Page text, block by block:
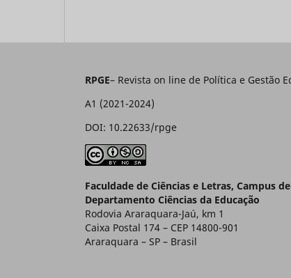
RPGE– Revista on line de Política e
A1 (2021-2024)
DOI: 10.22633/rpge
Faculdade de Ciências e Letras, Campus
Departamento Ciências da Educação
Rodovia Araraquara-Jaú, km 1
Caixa Postal 174 – CEP 14800-901
Araraquara – SP – Brasil